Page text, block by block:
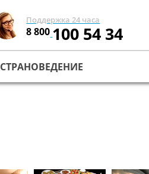
Поддержка 24 часа
8 800100 54 34
СТРАНОВЕДЕНИЕ